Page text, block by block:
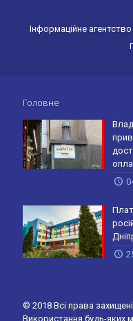
Інформаційне
Головне
© 2018 Всі права захищені.
Використання будь-яких